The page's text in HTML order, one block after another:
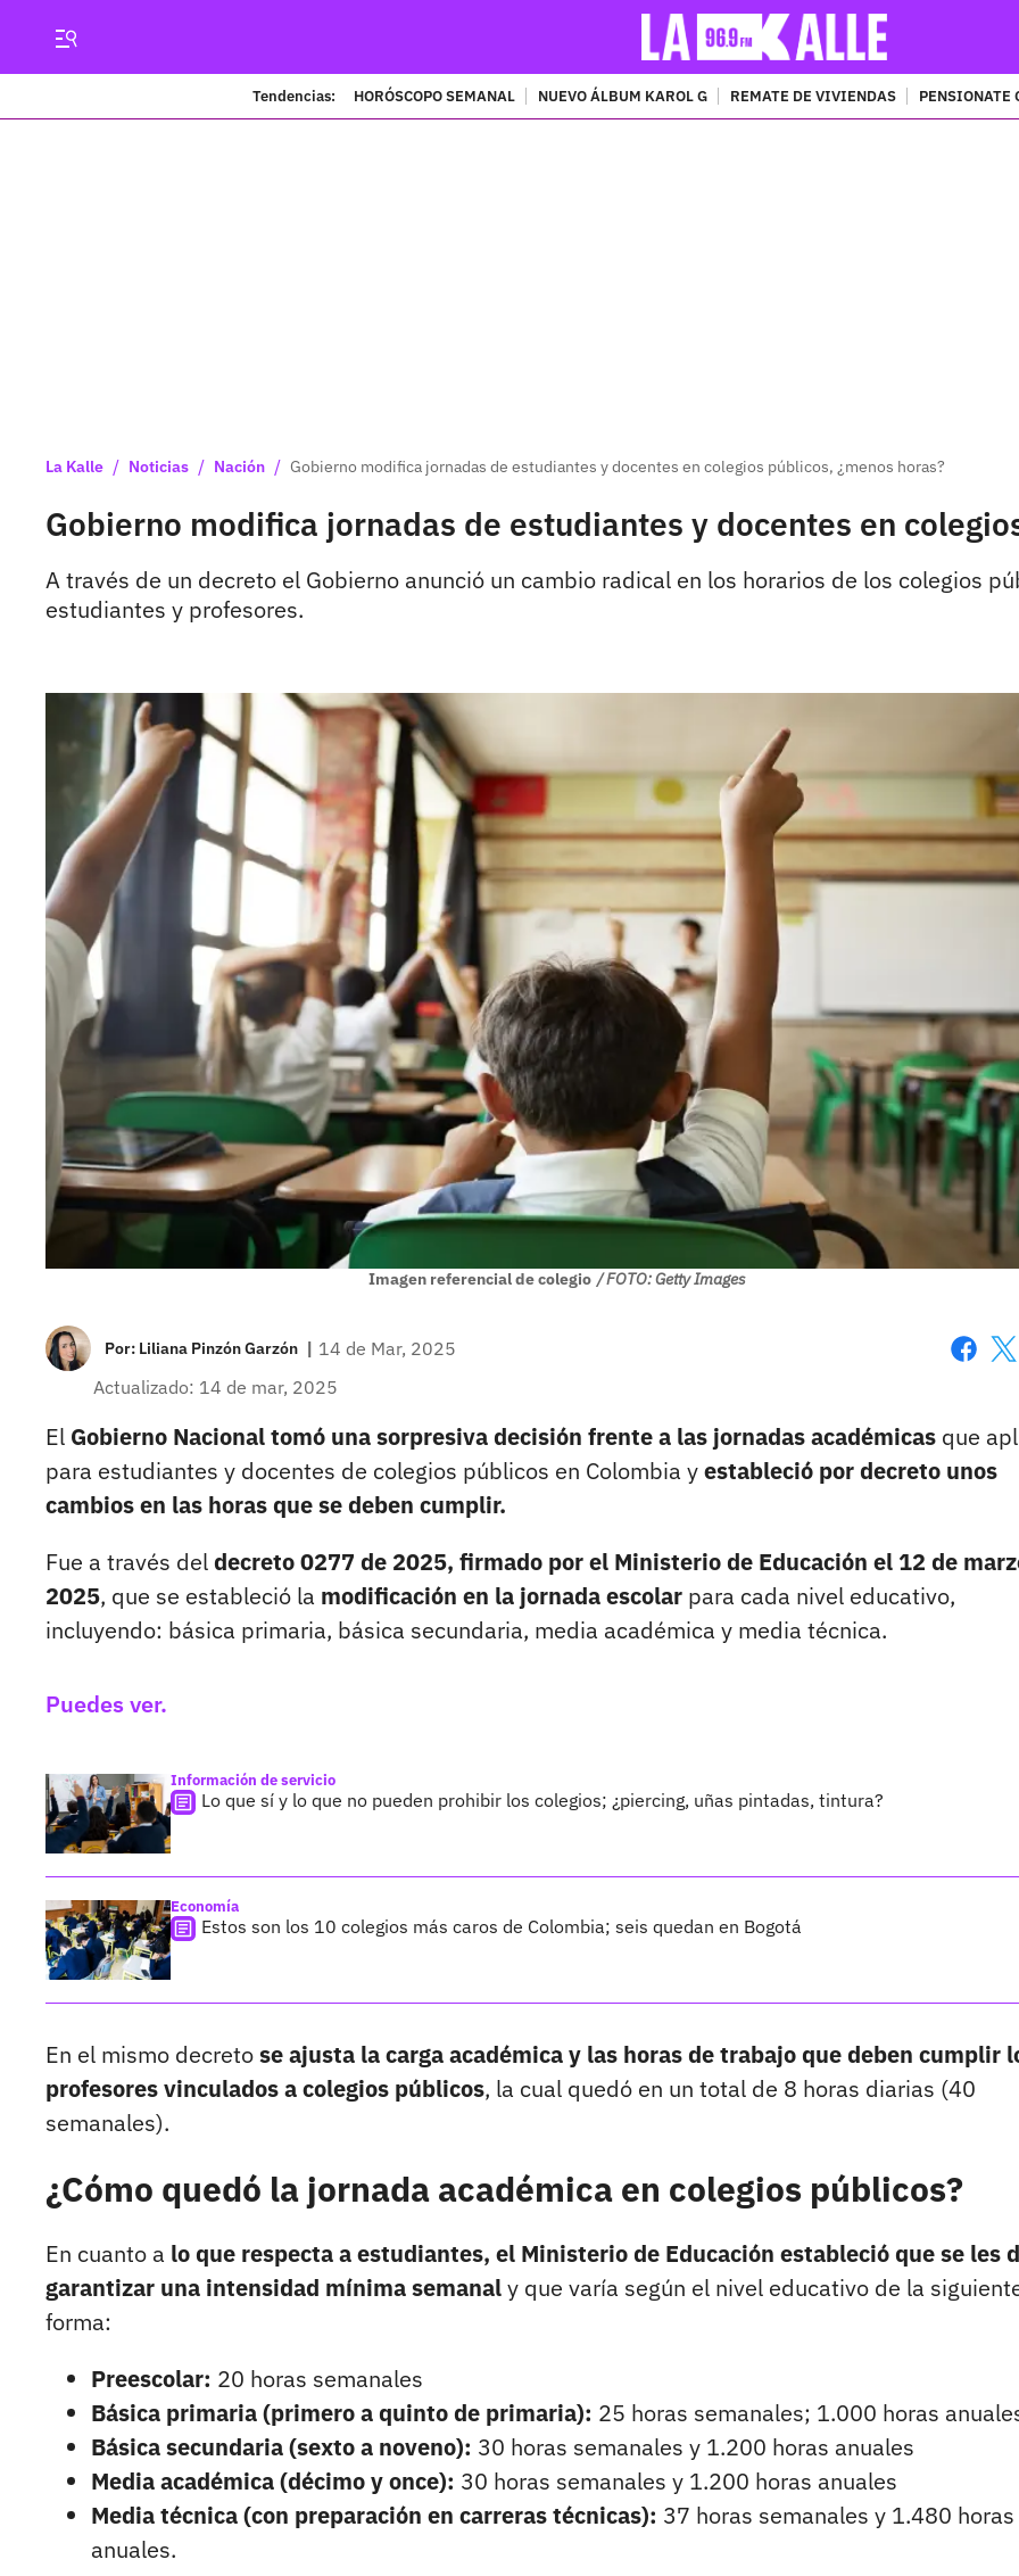
Tendencias: HORÓSCOPO SEMANAL NUEVO ÁLBUM KAROL G REMATE DE VIVIENDAS PENSIONATE
La Kalle / Noticias / Nación / Gobierno modifica jornadas de estudiantes y docentes en colegios públicos, ¿menos horas?
Gobierno modifica jornadas de estudiantes y docentes en
A través de un decreto el Gobierno anunció un cambio radical en los horarios de los colegios
estudiantes y profesores.
Imagen referencial de colegio / FOTO: Getty Images
Por: Liliana Pinzón Garzón | 14 de Mar, 2025
Actualizado: 14 de mar, 2025
El Gobierno Nacional tomó una sorpresiva decisión frente a las jornadas académicas que
para estudiantes y docentes de colegios públicos en Colombia yestableció por decreto unos
cambios en las horas que se deben cumplir.
Fue a través deldecreto 0277 de 2025, firmado por el Ministerio de Educación el 12 de
2025, que se estableció la modificación en la jornada escolar para cada nivel educativo,
incluyendo: básica primaria, básica secundaria, media académica y media técnica.
Puedes ver.
Información de servicio
Lo que sí y lo que no pueden prohibir los colegios; ¿piercing, uñas pintadas, tintura?
Economía
Estos son los 10 colegios más caros de Colombia; seis quedan en Bogotá
En el mismo decretose ajusta la carga académica y las horas de trabajo que deben cumplir
profesores vinculados a colegios públicos, la cual quedó en un total de 8 horas diarias (40
semanales).
¿Cómo quedó la jornada académica en colegios públicos?
En cuanto a lo que respecta a estudiantes, el Ministerio de Educación estableció que se les
garantizar una intensidad mínima semanaly que varía según el nivel educativo de la
forma:
Preescolar: 20 horas semanales
Básica primaria (primero a quinto de primaria): 25 horas semanales; 1.000 horas
Básica secundaria (sexto a noveno): 30 horas semanales y 1.200 horas anuales
Media académica (décimo y once): 30 horas semanales y 1.200 horas anuales
Media técnica (con preparación en carreras técnicas): 37 horas semanales y 1.480 horas
anuales.